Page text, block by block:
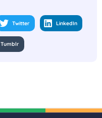
Twitter LinkedIn
Tumblr